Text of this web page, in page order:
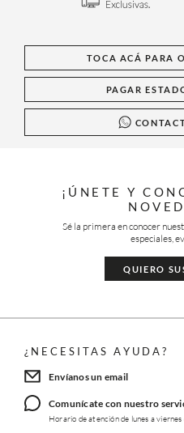
TOCA ACÁ PARA
PAGAR
¡ÚNETE Y
Sé la primera en conocer
especiales,
QUIERO
¿NECESITAS AYUDA?
Envíanos un email
Comunícate con nuestro
Horario de atención de lunes a